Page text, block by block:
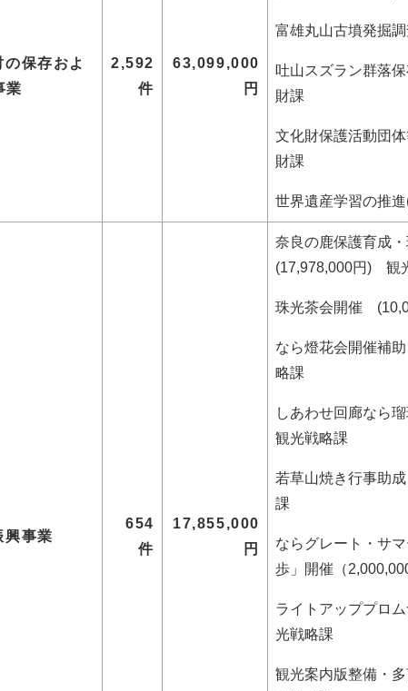
保存およ
業
2,592
件
63,099,000
円
富雄丸山古墳発掘
吐山スズラン群落
財課
文化財保護活動団
財課
世界遺産学習の推
興事業
654
件
17,855,000
円
奈良の鹿保護育成
(17,978,000円) 観
珠光茶会開催
なら燈花会開催補
略課
しあわせ回廊なら
観光戦略課
若草山焼き行事助
課
ならグレート・サ
歩」開催（
ライトアッププロ
光戦略課
観光案内版整備・